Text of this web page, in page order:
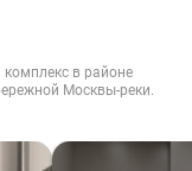
в районе
Москвы-реки.